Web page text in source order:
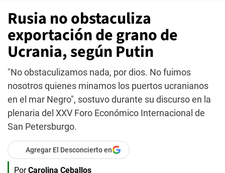
Rusia no obstaculiza
exportación de grano de
Ucrania, según Putin
"No obstaculizamos nada, por dios. No fuimos
nosotros quienes minamos los puertos ucranianos
en el mar Negro", sostuvo durante su discurso en la
plenaria del XXV Foro Económico Internacional de
San Petersburgo.
Agregar El Desconcierto en
Por Carolina Ceballos